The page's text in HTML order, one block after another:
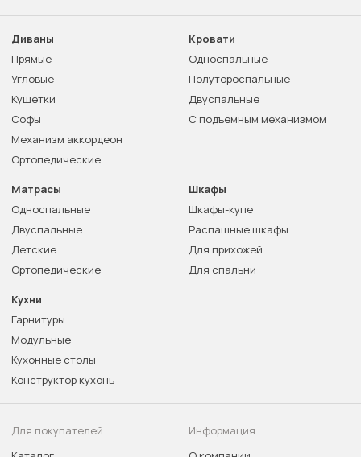
Диваны
Прямые
Угловые
Кушетки
Софы
Механизм аккордеон
Ортопедические
Кровати
Односпальные
Полутороспальные
Двуспальные
С подъемным механизмом
Матрасы
Односпальные
Двуспальные
Детские
Ортопедические
Шкафы
Шкафы-купе
Распашные шкафы
Для прихожей
Для спальни
Кухни
Гарнитуры
Модульные
Кухонные столы
Конструктор кухонь
Для покупателей
Информация